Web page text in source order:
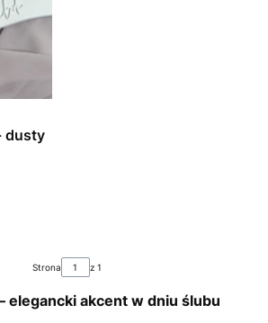
dusty
Strona z 1
elegancki akcent w dniu ślubu